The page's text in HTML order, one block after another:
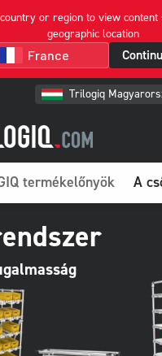
or region to view
geographic location
Trilogiq
termékelőnyök A